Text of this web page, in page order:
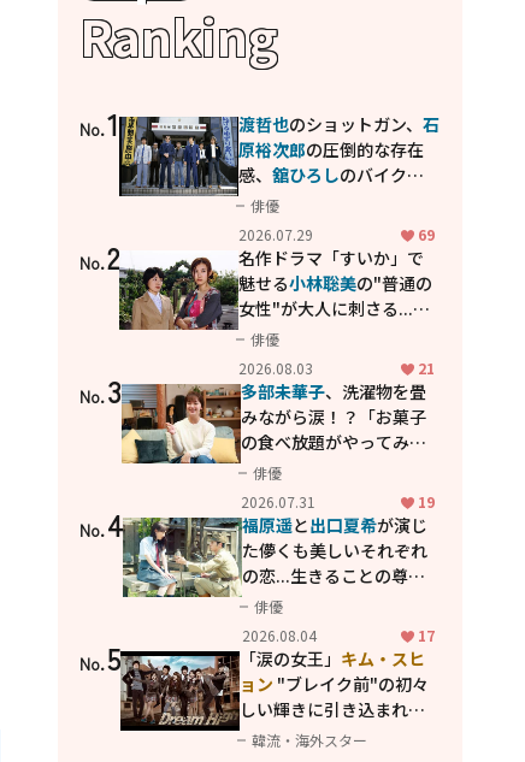
Ranking
No.1 渡哲也のショットガン、石
原裕次郎の圧倒的な存在
感、舘ひろしのバイクア
クション！"大門軍団"の
カッコよさが詰まった
「西部警察 PART-II」
俳優
2026.07.29
69
No.2
名作ドラマ「すいか」で
魅せる小林聡美の"普通の
女性"が大人に刺さる...映
画「かもめ食堂」にも通
じる静かな芝居
俳優
2026.08.03
21
No.3 多部未華子、洗濯物を畳
みながら涙！？「お菓子
の食べ放題がやってみた
い」ハンディファン4台の
暑さ対策も明かす
俳優
2026.07.31
19
No.4 福原遥と出口夏希が演じ
た儚くも美しいそれぞれ
の恋...生きることの尊さ
を教えてくれた映画「あ
の花が咲く丘で、君とま
た出会えたら。」
俳優
2026.08.04
17
No.5 「涙の女王」 キム・スヒ
ョン "ブレイク前"の初々
しい輝きに引き込まれ
る...2PM テギョン
韓流・海外スター